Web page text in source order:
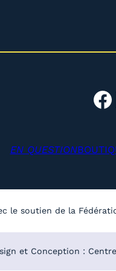
Facebook
EN QUESTION
le soutien de la
et Conception :